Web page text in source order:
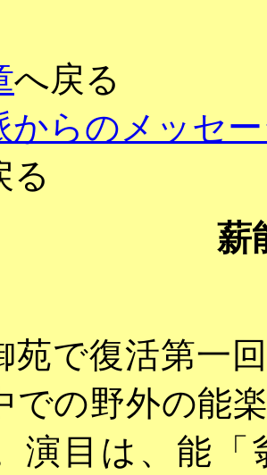
へ戻る
からのメッセ
る
薪
で復活第一
での野外の能
演目は、能「